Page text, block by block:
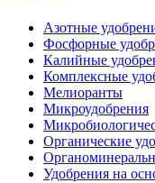
Азотные
Фосфорные
Калийные
Комплексные
Мелиоранты
Микроудобрения
Органические
Удобрения на